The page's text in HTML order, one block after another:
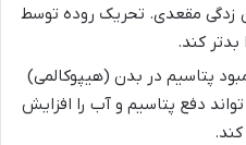
زدگی مقعدی. تحریک روده توسط
بدتر کند.
پتاسیم در بدن (هیپوکالمی)
دفع پتاسیم و آب را افزایش